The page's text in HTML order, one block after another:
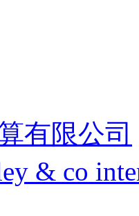
有限公司
& co